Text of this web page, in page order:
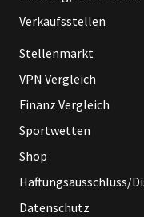
Verkaufsstellen
Stellenmarkt
VPN Vergleich
Finanz Vergleich
Sportwetten
Shop
Haftungsausschluss/
Datenschutz